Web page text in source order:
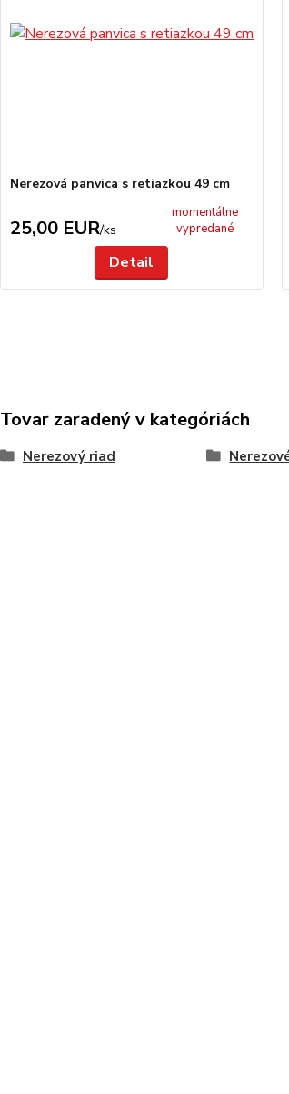
Nerezová panvica s retiazkou 49 cm
25,00 EUR/ks
momentálne
vypredané
Detail
Tovar zaradený v kategóriách
Nerezový riad